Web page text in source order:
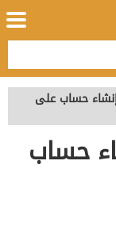
حساب على
حساب